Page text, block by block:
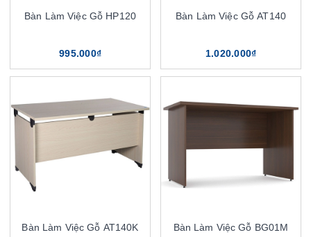
Bàn Làm Việc Gỗ HP120
995.000₫
Bàn Làm Việc Gỗ AT140
1.020.000₫
Bàn Làm Việc Gỗ AT140K Bàn Làm Việc Gỗ BG01M